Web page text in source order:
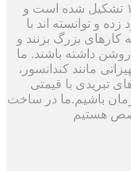
گروه صنعتی ساخت سردخانه از سال ۱۳۸۸ تشکیل شده است و
و توانسته اند با
کارهای بزرگ بزنند و
داشته باشند. ما
مانند کندانسور،
تبریدی با قیمتی
باشیم.ما در ساخت
هستیم